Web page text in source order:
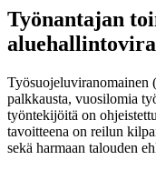
Työnantajan
Työsuojeluviranomainen
palkkausta, vuosilomia
työntekijöitä on
tavoitteena on reilun
sekä harmaan talouden